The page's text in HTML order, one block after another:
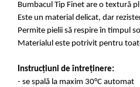
Bumbacul Tip Finet are o textură
Este un material delicat, dar
Permite pielii să respire în timpul
Materialul este potrivit pentru
Instrucțiuni de întreținere:
- se spală la maxim 30°C automat